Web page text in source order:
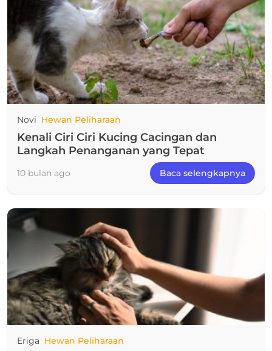
Novi Hewan Peliharaan
Kenali Ciri Ciri Kucing Cacingan dan
Langkah Penanganan yang Tepat
10 bulan ago Baca selengkapnya
Eriga Hewan Peliharaan